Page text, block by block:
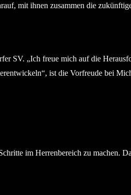
mit ihnen zusammen die
SV. „Ich freue mich auf die
ist die Vorfreude bei
im Herrenbereich zu machen.